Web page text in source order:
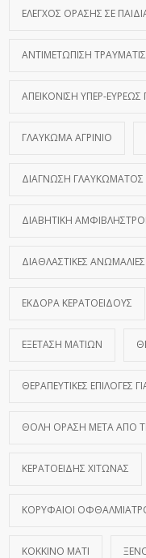
ΈΛΕΓΧΟΣ ΌΡΑΣΗΣ ΣΕ
ΑΝΤΙΜΕΤΏΠΙΣΗ
ΑΠΕΙΚΌΝΙΣΗ ΥΠΕΡ-ΕΥΡΈΩΣ
ΓΛΑΎΚΩΜΑ ΑΓΡΊΝΙΟ
ΔΙΆΓΝΩΣΗ ΓΛΑΥΚΏΜΑΤΟΣ
ΔΙΑΒΗΤΙΚΉ
ΔΙΑΘΛΑΣΤΙΚΈΣ
ΕΚΔΟΡΆ ΚΕΡΑΤΟΕΙΔΟΎΣ
ΕΞΈΤΑΣΗ ΜΑΤΙΏΝ
ΘΕΡΑΠΕΥΤΙΚΈΣ ΕΠΙΛΟΓΈΣ
ΘΟΛΉ ΌΡΑΣΗ ΜΕΤΆ ΑΠΌ
ΚΕΡΑΤΟΕΙΔΉΣ ΧΙΤΏΝΑΣ
ΚΟΡΥΦΑΊΟΙ
ΚΌΚΚΙΝΟ ΜΆΤΙ